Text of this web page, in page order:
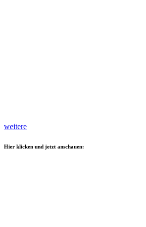
weitere
Hier klicken und jetzt anschauen: